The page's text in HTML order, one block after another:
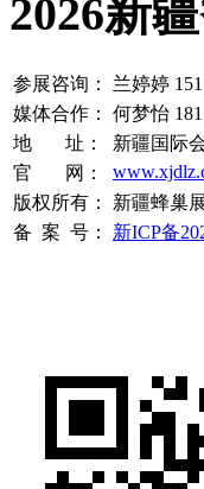
2026新
参展咨询：
兰婷婷
媒体合作：
何梦怡 181
地 址：
新疆国际
官 网：
版权所有：
新疆蜂巢
备 案 号：
新ICP备